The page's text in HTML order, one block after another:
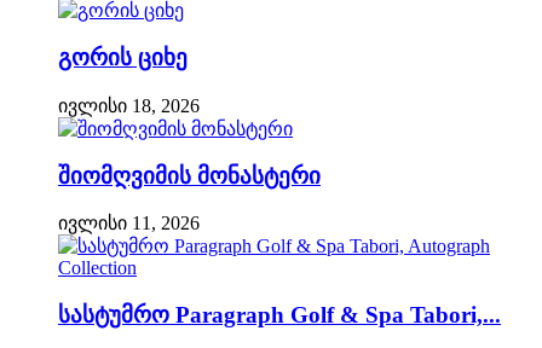
გორის ციხე
ივლისი 18, 2026
შიომღვიმის მონასტერი
ივლისი 11, 2026
სასტუმრო Paragraph Golf & Spa Tabori,...